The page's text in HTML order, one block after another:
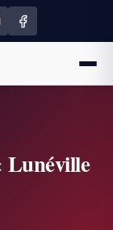
Lunéville